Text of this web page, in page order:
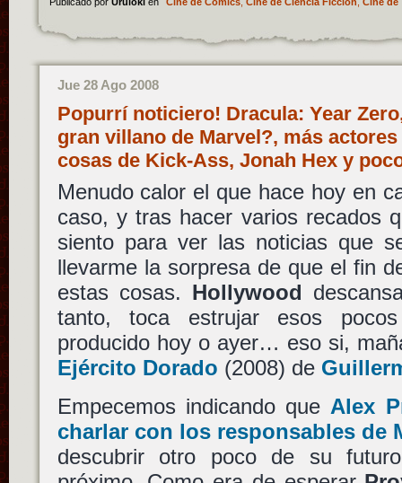
Jue 28 Ago 2008
Popurrí noticiero! Dracula: Year
gran villano de Marvel?, más
cosas de Kick-Ass, Jonah Hex y
Menudo calor el que hace hoy en
caso, y tras hacer varios recados
siento para ver las noticias que
llevarme la sorpresa de que el fin
estas cosas. Hollywood
tanto, toca estrujar esos
producido hoy o ayer… eso si,
Ejército Dorado (2008) de
Empecemos indicando que Alex
charlar con los responsables de
descubrir otro poco de su